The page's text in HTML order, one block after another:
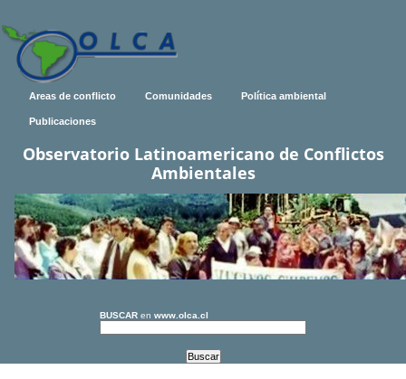
Areas de conflicto Comunidades Política ambiental
Publicaciones
Observatorio Latinoamericano de Conflictos
Ambientales
BUSCAR en www.olca.cl